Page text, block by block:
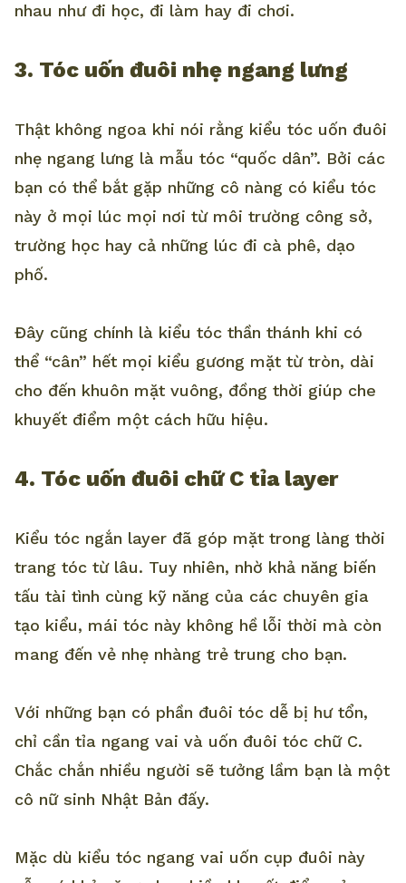
nhau như đi học, đi làm hay đi chơi.
3. Tóc uốn đuôi nhẹ ngang lưng
Thật không ngoa khi nói rằng kiểu tóc uốn đuôi
nhẹ ngang lưng là mẫu tóc “quốc dân”. Bởi các
bạn có thể bắt gặp những cô nàng có kiểu tóc
này ở mọi lúc mọi nơi từ môi trường công sở,
trường học hay cả những lúc đi cà phê, dạo
phố.
Đây cũng chính là kiểu tóc thần thánh khi có
thể “cân” hết mọi kiểu gương mặt từ tròn, dài
cho đến khuôn mặt vuông, đồng thời giúp che
khuyết điểm một cách hữu hiệu.
4. Tóc uốn đuôi chữ C tỉa layer
Kiểu tóc ngắn layer đã góp mặt trong làng thời
trang tóc từ lâu. Tuy nhiên, nhờ khả năng biến
tấu tài tình cùng kỹ năng của các chuyên gia
tạo kiểu, mái tóc này không hề lỗi thời mà còn
mang đến vẻ nhẹ nhàng trẻ trung cho bạn.
Với những bạn có phần đuôi tóc dễ bị hư tổn,
chỉ cần tỉa ngang vai và uốn đuôi tóc chữ C.
Chắc chắn nhiều người sẽ tưởng lầm bạn là một
cô nữ sinh Nhật Bản đấy.
Mặc dù kiểu tóc ngang vai uốn cụp đuôi này